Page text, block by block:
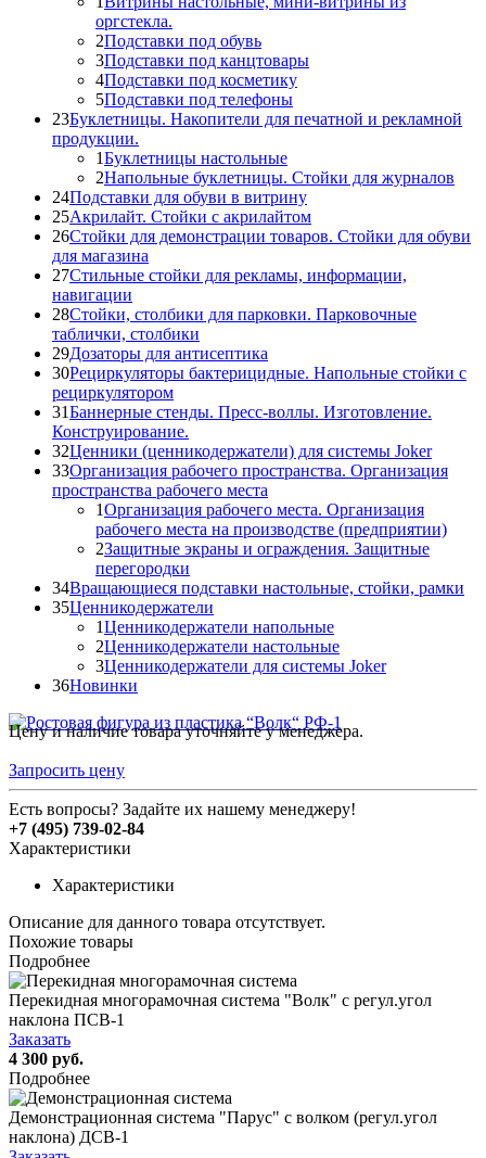
оргстекла.
2Подставки под обувь
3Подставки под канцтовары
4Подставки под косметику
5Подставки под телефоны
23Буклетницы. Накопители для печатной и рекламной
продукции.
1Буклетницы настольные
2Напольные буклетницы. Стойки для журналов
24Подставки для обуви в витрину
25Акрилайт. Стойки с акрилайтом
26Стойки для демонстрации товаров. Стойки для обуви
для магазина
27Стильные стойки для рекламы, информации,
навигации
28Стойки, столбики для парковки. Парковочные
таблички, столбики
29Дозаторы для антисептика
30Рециркуляторы бактерицидные. Напольные стойки с
рециркулятором
31Баннерные стенды. Пресс-воллы. Изготовление.
Конструирование.
32Ценники (ценникодержатели) для системы Joker
33Организация рабочего пространства. Организация
пространства рабочего места
1Организация рабочего места. Организация
рабочего места на производстве (предприятии)
2Защитные экраны и ограждения. Защитные
перегородки
34Вращающиеся подставки настольные, стойки, рамки
35Ценникодержатели
1Ценникодержатели напольные
2Ценникодержатели настольные
3Ценникодержатели для системы Joker
36Новинки
Цену и наличие товара уточняйте у менеджера.
Запросить цену
Есть вопросы? Задайте их нашему менеджеру!
+7 (495) 739-02-84
Характеристики
Характеристики
Описание для данного товара отсутствует.
Похожие товары
Подробнее
Перекидная многорамочная система "Волк" с регул.угол
наклона ПСВ-1
Заказать
4 300 руб.
Подробнее
Демонстрационная система "Парус" с волком (регул.угол
наклона) ДСВ-1